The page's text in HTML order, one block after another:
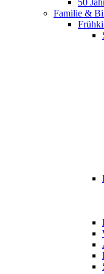
50
Familie &